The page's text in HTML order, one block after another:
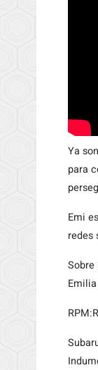
Ya
para
Emi
redes